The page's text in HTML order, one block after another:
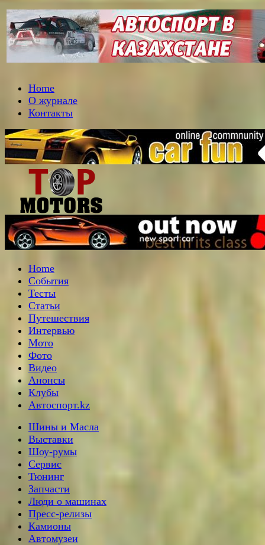
Home
О журнале
Контакты
Home
События
Тесты
Статьи
Путешествия
Интервью
Мото
Фото
Видео
Анонсы
Клубы
Автоспорт.kz
Шины и Масла
Выставки
Шоу-румы
Сервис
Тюнинг
Запчасти
Люди о машинах
Пресс-релизы
Камионы
Автомузеи